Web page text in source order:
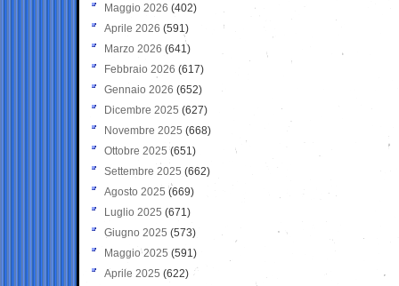
Maggio 2026 (402)
Aprile 2026 (591)
Marzo 2026 (641)
Febbraio 2026 (617)
Gennaio 2026 (652)
Dicembre 2025 (627)
Novembre 2025 (668)
Ottobre 2025 (651)
Settembre 2025 (662)
Agosto 2025 (669)
Luglio 2025 (671)
Giugno 2025 (573)
Maggio 2025 (591)
Aprile 2025 (622)